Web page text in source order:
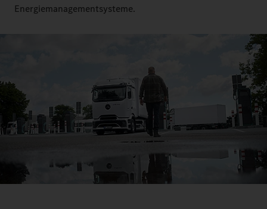
Energiemanagementsysteme.